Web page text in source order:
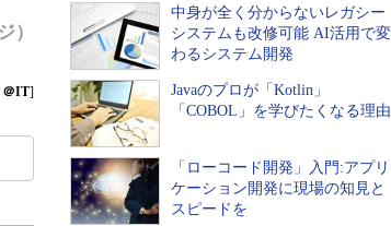
Database Expert
of IP Network
Security & Trust
）
＠IT]
中身が全く分からないレガシー
システムも改修可能 AI活用で変
わるシステム開発
Javaのプロが「Kotlin」
「COBOL」を学びたくなる理由
「ローコード開発」入門:アプリ
ケーション開発に現場の知見と
スピードを